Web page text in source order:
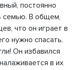
постоянно
семью. В общем,
что он играет в
нужно спасать.
Он избавился
в их